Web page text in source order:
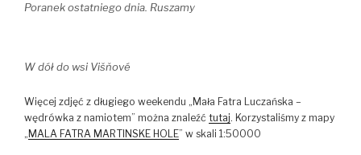
Poranek ostatniego dnia. Ruszamy
W dół do wsi Višňové
Więcej zdjęć z długiego weekendu „Mała Fatra Luczańska –
wędrówka z namiotem” można znaleźć tutaj. Korzystaliśmy z mapy
„MALA FATRA MARTINSKE HOLE” w skali 1:50000